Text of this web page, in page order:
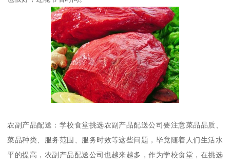
农副产品配送：学校食堂挑选农副产品配送公司要注意菜品品质、
菜品种类、服务范围、服务时效等这些问题，毕竟随着人们生活水
平的提高，农副产品配送公司也越来越多，作为学校食堂，在挑选